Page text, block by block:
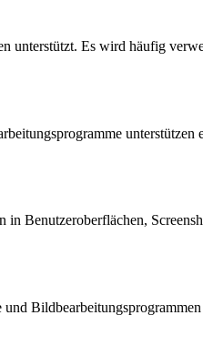
Es wird häufig
Benutzeroberflächen,